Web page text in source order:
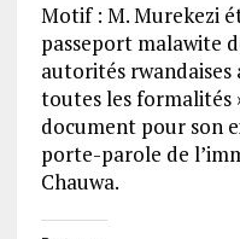
Motif : M. Murekezi
passeport malawite
autorités
toutes les formalités
document pour son
porte-parole de
Chauwa.